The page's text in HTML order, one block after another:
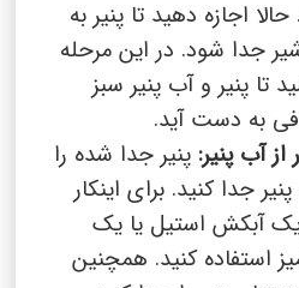
اجازه دهید تا پنیر به
جدا شود. در این مرحله
تا پنیر و آب پنیر سبز
به دست آید.
آب پنیر: پنیر جدا شده را
جدا کنید. برای اینکار
یک آبکش استیل یا یک
استفاده کنید. همچنین